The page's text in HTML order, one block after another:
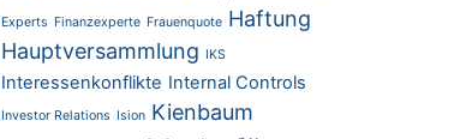
Experts Finanzexperte Frauenquote Haftung
Hauptversammlung IKS
Interessenkonflikte Internal Controls
Investor Relations Ision Kienbaum